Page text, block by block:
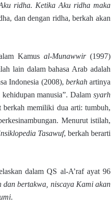
ridha. Ketika Aku ridha maka
dan dengan ridha, berkah akan
Kamus al-Munawwir(1997)
lain dalam bahasa Arab adalah
Indonesia (2008), berkahartinya
manusia”. Dalam syarh
memiliki dua arti: tumbuh,
Menurut istilah,
Tasawuf, berkah berarti
dalam QS al-A’raf ayat 96
dan bertakwa, niscaya Kami akan
.